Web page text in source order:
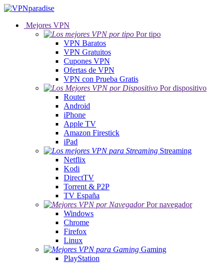
Mejores VPN
Por tipo
VPN Baratos
VPN Gratuitos
Cupones VPN
Ofertas de VPN
VPN con Prueba Gratis
Por dispositivo
Router
Android
iPhone
Apple TV
Amazon Firestick
iPad
Streaming
Netflix
Kodi
DirectTV
Torrent & P2P
TV España
Por navegador
Windows
Chrome
Firefox
Linux
Gaming
PlayStation